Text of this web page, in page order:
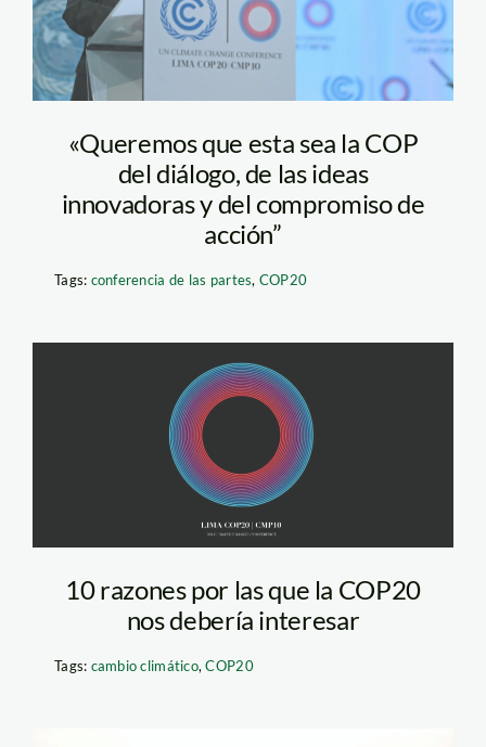
«Queremos que esta sea la COP
del diálogo, de las ideas
innovadoras y del compromiso de
acción”
Tags: conferencia de las partes, COP20
logo_cop20
10 razones por las que la COP20
nos debería interesar
Tags: cambio climático,COP20